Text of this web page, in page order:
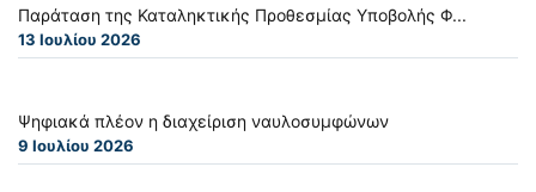
Παράταση της Καταληκτικής Προθεσμίας Υποβολής Φ...
13 Ιουλίου 2026
Ψηφιακά πλέον η διαχείριση ναυλοσυμφώνων
9 Ιουλίου 2026